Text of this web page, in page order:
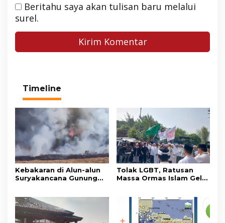
Beritahu saya akan tulisan baru melalui
surel.
Timeline
Kebakaran di Alun-alun
Suryakancana Gunung
Masih Bersiaga
Tolak LGBT, Ratusan
Massa Ormas Islam Gelar